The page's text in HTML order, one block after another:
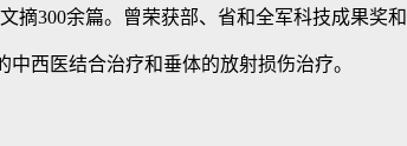
300余篇。曾荣获部、省和全军科技成果奖
西医结合治疗和垂体的放射损伤治疗。